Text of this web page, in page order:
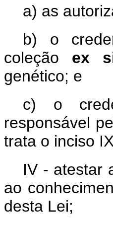
a) as
b) o
coleção ex
genético; e
c) o
responsável
trata o inciso
IV - atestar
ao
desta Lei;